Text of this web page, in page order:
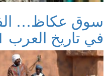
سوق عكاظ…
في تاريخ العرب 1\2